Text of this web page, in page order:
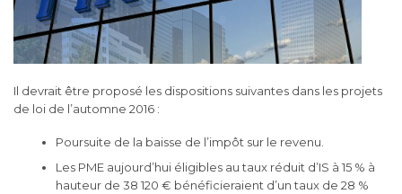
Il devrait être proposé les dispositions suivantes dans les projets
de loi de l’automne 2016 :
Poursuite de la baisse de l’impôt sur le revenu.
Les PME aujourd’hui éligibles au taux réduit d’IS à 15 % à
hauteur de 38 120 € bénéficieraient d’un taux de 28 %